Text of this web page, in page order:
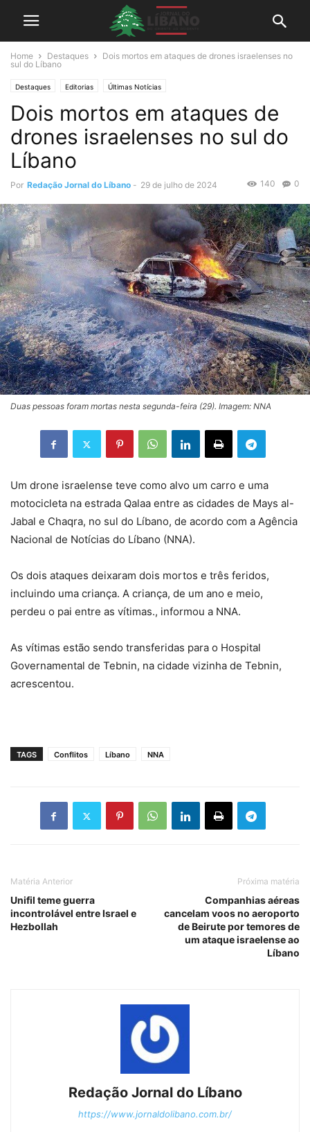
Home Destaques
Dois mortos em ataques de drones israelenses no
sul do Líbano
Destaques Editorias Últimas Notícias
Dois mortos em ataques de
drones israelenses no sul do
Líbano
Por Redação Jornal do Líbano - 29 de julho de 2024 0
140
Duas pessoas foram mortas nesta segunda-feira (29). Imagem: NNA
Um drone israelense teve como alvo um carro e uma
motocicleta na estrada Qalaa entre as cidades de Mays al-
Jabal e Chaqra, no sul do Líbano, de acordo com a Agência
Nacional de Notícias do Líbano (NNA).
Os dois ataques deixaram dois mortos e três feridos,
incluindo uma criança. A criança, de um ano e meio,
perdeu o pai entre as vítimas., informou a NNA.
As vítimas estão sendo transferidas para o Hospital
Governamental de Tebnin, na cidade vizinha de Tebnin,
acrescentou.
TAGS Conflitos Líbano NNA
Matéria Anterior
Unifil teme guerra
incontrolável entre Israel e
Hezbollah
Próxima matéria
Companhias aéreas
cancelam voos no aeroporto
de Beirute por temores de
um ataque israelense ao
Líbano
Redação Jornal do Líbano
https://www.jornaldolibano.com.br/